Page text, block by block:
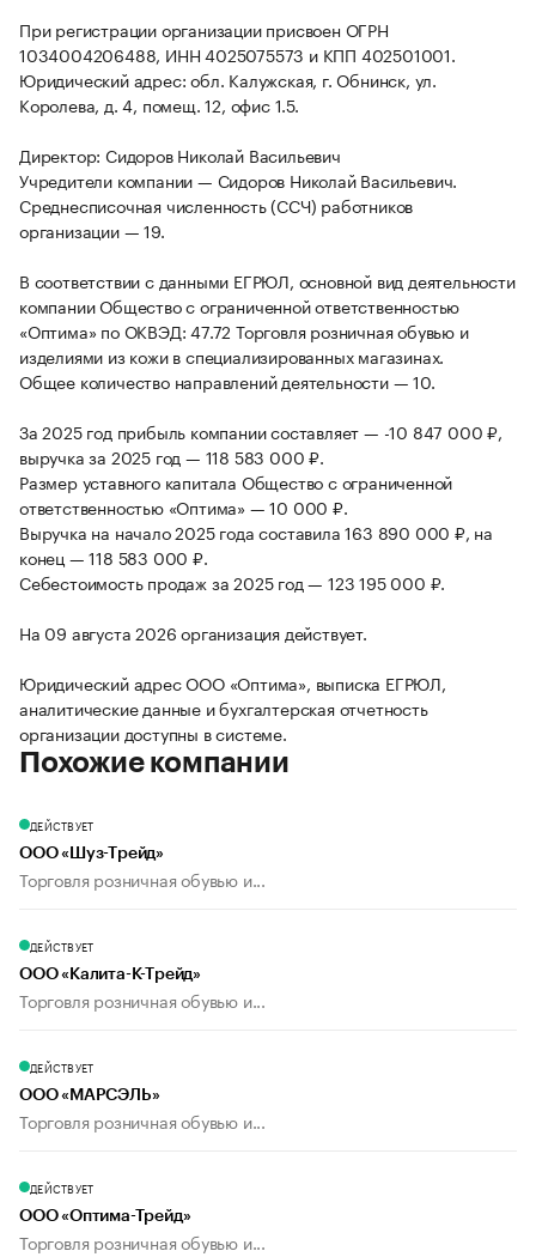
При регистрации организации присвоен ОГРН
1034004206488, ИНН 4025075573 и КПП 402501001.
Юридический адрес: обл. Калужская, г. Обнинск, ул.
Королева, д. 4, помещ. 12, офис 1.5.
Директор: Сидоров Николай Васильевич
Учредители компании — Сидоров Николай Васильевич.
Среднесписочная численность (ССЧ) работников
организации — 19.
В соответствии с данными ЕГРЮЛ, основной вид деятельности
компании Общество с ограниченной ответственностью
«Оптима» по ОКВЭД: 47.72 Торговля розничная обувью и
изделиями из кожи в специализированных магазинах.
Общее количество направлений деятельности — 10.
За 2025 год прибыль компании составляет — -10 847 000 ₽,
выручка за 2025 год — 118 583 000 ₽.
Размер уставного капитала Общество с ограниченной
ответственностью «Оптима» — 10 000 ₽.
Выручка на начало 2025 года составила 163 890 000 ₽, на
конец — 118 583 000 ₽.
Себестоимость продаж за 2025 год — 123 195 000 ₽.
На 09 августа 2026 организация действует.
Юридический адрес ООО «Оптима», выписка ЕГРЮЛ,
аналитические данные и бухгалтерская отчетность
организации доступны в системе.
Похожие компании
ДЕЙСТВУЕТ
ООО «Шуз-Трейд»
Торговля розничная обувью и...
ДЕЙСТВУЕТ
ООО «Калита-К-Трейд»
Торговля розничная обувью и...
ДЕЙСТВУЕТ
ООО «МАРСЭЛЬ»
Торговля розничная обувью и...
ДЕЙСТВУЕТ
ООО «Оптима-Трейд»
Торговля розничная обувью и...